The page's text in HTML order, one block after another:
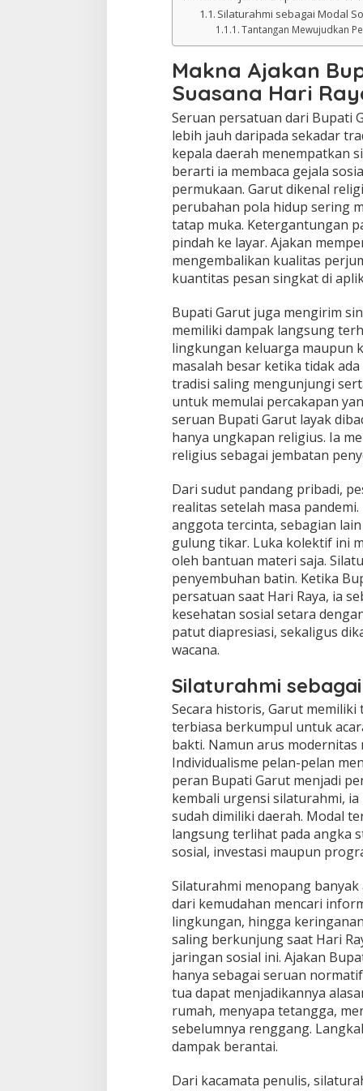
Silaturahmi sebagai Modal
Tantangan Mewujudkan
Makna Ajakan
Suasana Hari
Seruan persatuan dari Bupati
lebih jauh daripada sekadar
kepala daerah menempatkan
berarti ia membaca gejala
permukaan. Garut dikenal
perubahan pola hidup sering
tatap muka. Ketergantungan
pindah ke layar. Ajakan
mengembalikan kualitas
kuantitas pesan singkat di
Bupati Garut juga mengirim
memiliki dampak langsung
lingkungan keluarga maupun
masalah besar ketika tidak
tradisi saling mengunjungi
untuk memulai percakapan
seruan Bupati Garut layak
hanya ungkapan religius. Ia
religius sebagai jembatan
Dari sudut pandang pribadi,
realitas setelah masa
anggota tercinta, sebagian
gulung tikar. Luka kolektif ini
oleh bantuan materi saja.
penyembuhan batin. Ketika
persatuan saat Hari Raya, ia
kesehatan sosial setara
patut diapresiasi, sekaligus
wacana.
Silaturahmi
Secara historis, Garut
terbiasa berkumpul untuk
bakti. Namun arus
Individualisme pelan-pelan
peran Bupati Garut menjadi
kembali urgensi silaturahmi,
sudah dimiliki daerah. Modal
langsung terlihat pada angka
sosial, investasi maupun
Silaturahmi menopang
dari kemudahan mencari
lingkungan, hingga
saling berkunjung saat Hari
jaringan sosial ini. Ajakan
hanya sebagai seruan
tua dapat menjadikannya
rumah, menyapa tetangga,
sebelumnya renggang.
dampak berantai.
Dari kacamata penulis,